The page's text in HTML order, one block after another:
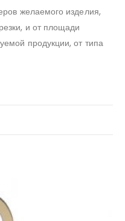
желаемого изделия,
и от площади
продукции, от типа